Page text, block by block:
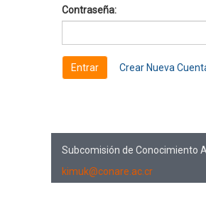
Contraseña:
Crear Nueva
Subcomisión de Conocimiento
kimuk@conare.ac.cr